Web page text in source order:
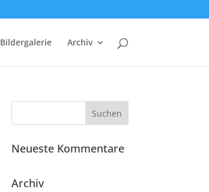
Bildergalerie Archiv
Neueste Kommentare
Archiv